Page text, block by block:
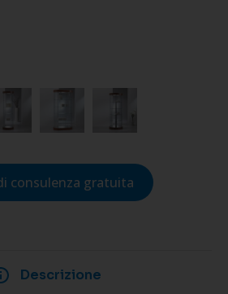
consulenza gratuita
Descrizione